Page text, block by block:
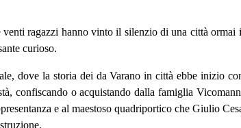
ragazzi hanno vinto il silenzio di una città
curioso.
dove la storia dei da Varano in città ebbe inizio
confiscando o acquistando dalla famiglia
e al maestoso quadriportico che Giulio